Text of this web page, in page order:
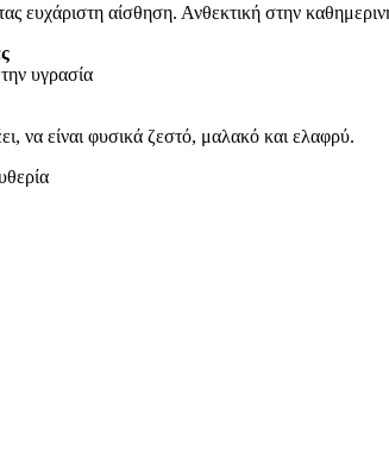
ευχάριστη αίσθηση. Ανθεκτική στην
υγρασία
να είναι φυσικά ζεστό, μαλακό και ελαφρύ.